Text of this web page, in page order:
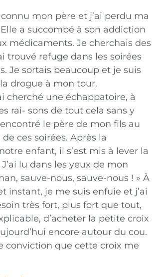
connu mon père et j’ai perdu ma
a succombé à son addiction
médicaments. Je cherchais des
trouvé refuge dans les soirées
Je sortais beaucoup et je suis
drogue à mon tour.
cherché une échappatoire, à
rai- sons de tout cela sans y
le père de mon fils au
de ces soirées. Après la
enfant, il s’est mis à lever la
lu dans les yeux de mon
sauve-nous, sauve-nous ! » À
instant, je me suis enfuie et j’ai
très fort, plus fort que tout,
d’acheter la petite croix
encore autour du cou.
conviction que cette croix me